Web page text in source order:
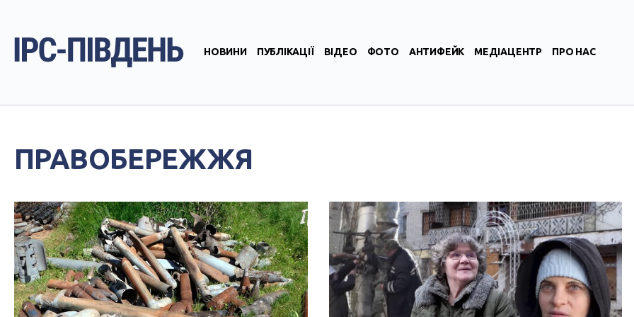
НОВИНИ ПУБЛІКАЦІЇ ВІДЕО ФОТО АНТИФЕЙК МЕДІАЦЕНТР ПРО НАС
ПРАВОБЕРЕЖЖЯ